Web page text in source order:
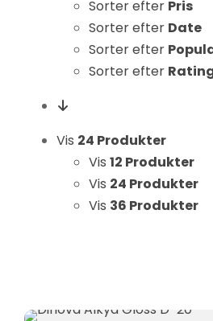
Sorter efter Pris
Sorter efter Date
Sorter efter
Sorter efter
Vis 24 Produkter
Vis 12 Produkter
Vis 24 Produkter
Vis 36 Produkter
hjemmeside
skal fungere
så godt som
muligt under
Hvis du
nægter disse
Marketing